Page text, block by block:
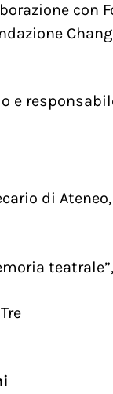
con
e
di